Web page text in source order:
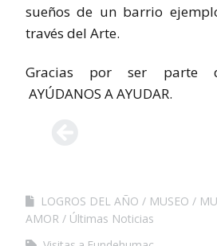
sueños de un barrio
través del Arte.
Gracias por ser parte
AYÚDANOS A AYUDAR.
LOGROS DEL AÑO MUSEO
AMOR
Últimas Noticias